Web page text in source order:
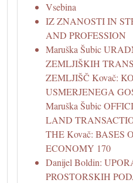
Vsebina
IZ ZNANOSTI IN
AND PROFESSION
Maruška Šubic
ZEMLJIŠKIH
ZEMLJIŠČ Kovač:
USMERJENEGA
Maruška Šubic
LAND
THE Kovač: BASES
ECONOMY 170
Danijel Boldin:
PROSTORSKIH